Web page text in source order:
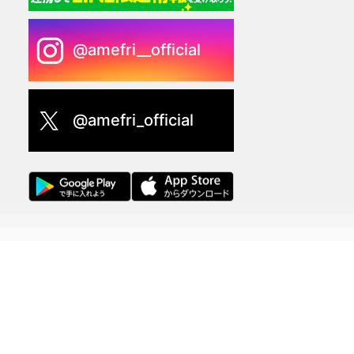
@amefri__official
@amefri_official